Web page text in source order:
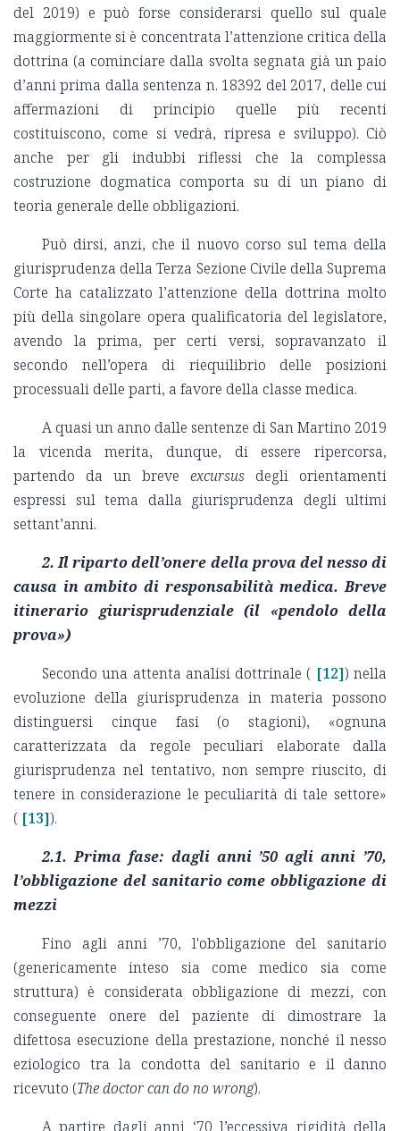
del 2019) e può forse considerarsi quello sul quale
maggiormente si è concentrata l’attenzione critica della
dottrina (a cominciare dalla svolta segnata già un paio
d’anni prima dalla sentenza n. 18392 del 2017, delle cui
affermazioni di principio quelle più recenti
costituiscono, come si vedrà, ripresa e sviluppo). Ciò
anche per gli indubbi riflessi che la complessa
costruzione dogmatica comporta su di un piano di
teoria generale delle obbligazioni.
Può dirsi, anzi, che il nuovo corso sul tema della
giurisprudenza della Terza Sezione Civile della Suprema
Corte ha catalizzato l’attenzione della dottrina molto
più della singolare opera qualificatoria del legislatore,
avendo la prima, per certi versi, sopravanzato il
secondo nell’opera di riequilibrio delle posizioni
processuali delle parti, a favore della classe medica.
A quasi un anno dalle sentenze di San Martino 2019
la vicenda merita, dunque, di essere ripercorsa,
partendo da un breve excursus degli orientamenti
espressi sul tema dalla giurisprudenza degli ultimi
settant’anni.
2. Il riparto dell’onere della prova del nesso di
causa in ambito di responsabilità medica. Breve
itinerario giurisprudenziale (il «pendolo della
prova»)
Secondo una attenta analisi dottrinale ( [12]) nella
evoluzione della giurisprudenza in materia possono
distinguersi cinque fasi (o stagioni), «ognuna
caratterizzata da regole peculiari elaborate dalla
giurisprudenza nel tentativo, non sempre riuscito, di
tenere in considerazione le peculiarità di tale settore»
( [13]).
2.1. Prima fase: dagli anni ’50 agli anni ’70,
l’obbligazione del sanitario come obbligazione di
mezzi
Fino agli anni ’70, l'obbligazione del sanitario
(genericamente inteso sia come medico sia come
struttura) è considerata obbligazione di mezzi, con
conseguente onere del paziente di dimostrare la
difettosa esecuzione della prestazione, nonché il nesso
eziologico tra la condotta del sanitario e il danno
ricevuto (The doctor can do no wrong).
A partire dagli anni ‘70 l’eccessiva rigidità della